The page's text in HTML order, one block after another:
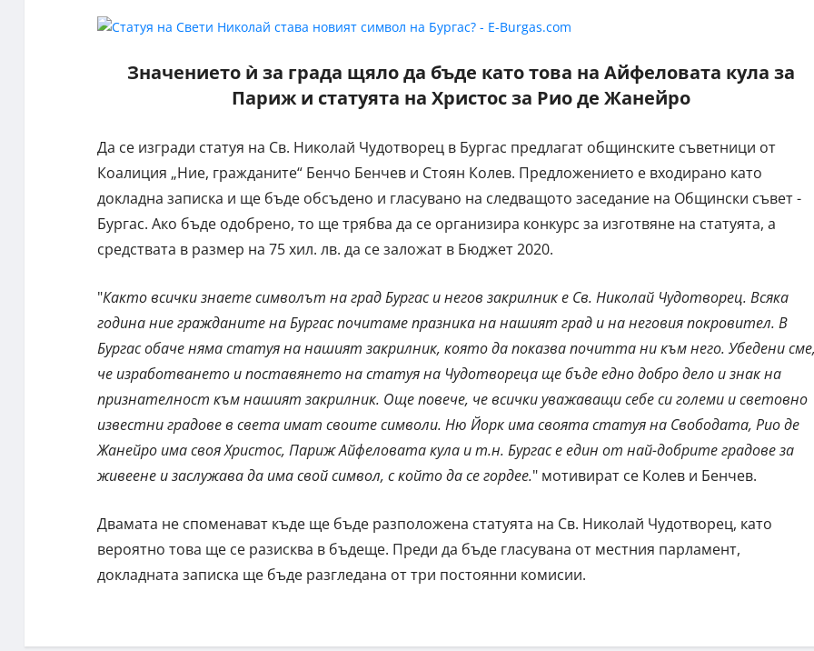
Значението ѝ за града щяло да бъде като това на Айфеловата кула за
Париж и статуята на Христос за Рио де Жанейро
Да се изгради статуя на Св. Николай Чудотворец в Бургас предлагат общинските съветници от
Коалиция „Ние, гражданите“ Бенчо Бенчев и Стоян Колев. Предложението е входирано като
докладна записка и ще бъде обсъдено и гласувано на следващото заседание на Общински съвет -
Бургас. Ако бъде одобрено, то ще трябва да се организира конкурс за изготвяне на статуята, а
средствата в размер на 75 хил. лв. да се заложат в Бюджет 2020.
"Както всички знаете символът на град Бургас и негов закрилник е Св. Николай Чудотворец. Всяка
година ние гражданите на Бургас почитаме празника на нашият град и на неговия покровител. В
Бургас обаче няма статуя на нашият закрилник, която да показва почитта ни към него. Убедени
че изработването и поставянето на статуя на Чудотвореца ще бъде едно добро дело и знак на
признателност към нашият закрилник. Още повече, че всички уважаващи себе си големи и световно
известни градове в света имат своите символи. Ню Йорк има своята статуя на Свободата, Рио де
Жанейро има своя Христос, Париж Айфеловата кула и т.н. Бургас е един от най-добрите градове за
живеене и заслужава да има свой символ, с който да се гордее." мотивират се Колев и Бенчев.
Двамата не споменават къде ще бъде разположена статуята на Св. Николай Чудотворец, като
вероятно това ще се разисква в бъдеще. Преди да бъде гласувана от местния парламент,
докладната записка ще бъде разгледана от три постоянни комисии.